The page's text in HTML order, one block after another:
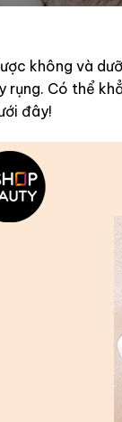
không và
rụng. Có thể
đây!